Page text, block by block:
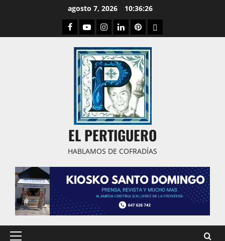
agosto 7, 2026 10:36:27
Facebook
YoutubeInstagram
LinkedPinterestDribbble
EL PERTIGUERO
HABLAMOS DE COFRADÍAS